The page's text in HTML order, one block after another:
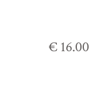
€ 16.00